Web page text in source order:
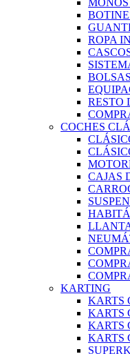
ROPA
RESTO
COCHES
CAJAS
KARTING
KARTS
KARTS
KARTS
KARTS